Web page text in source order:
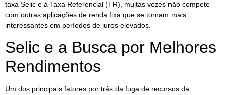
taxa Selic e à Taxa Referencial (TR), muitas vezes não compete
com outras aplicações de renda fixa que se tornam mais
interessantes em períodos de juros elevados.
Selic e a Busca por Melhores
Rendimentos
Um dos principais fatores por trás da fuga de recursos da